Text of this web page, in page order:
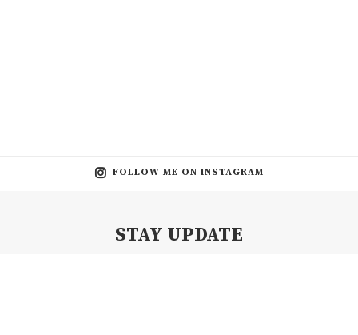
FOLLOW ME ON INSTAGRAM
STAY UPDATE